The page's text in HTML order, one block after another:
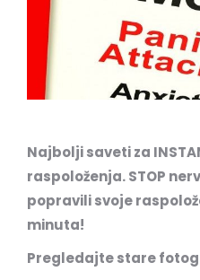
Najbolji saveti za
raspoloženja. STOP
popravili svoje
minuta!
Pregledajte stare